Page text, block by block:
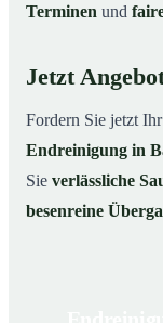
Terminen und
Jetzt
Fordern Sie jetzt Ihr
Endreinigung in
Sie verlässliche
besenreine